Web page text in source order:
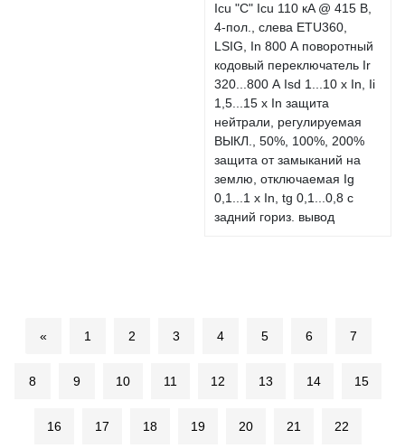
Icu "C" Icu 110 кA @ 415 В,
4-пол., слева ETU360,
LSIG, In 800 А поворотный
кодовый переключатель Ir
320...800 А Isd 1...10 x In, Ii
1,5...15 x In защита
нейтрали, регулируемая
ВЫКЛ., 50%, 100%, 200%
защита от замыканий на
землю, отключаемая Ig
0,1...1 x In, tg 0,1...0,8 с
задний гориз. вывод
« 1 2 3 4 5 6 7
8 9 10 11 12 13 14 15
16 17 18 19 20 21 22